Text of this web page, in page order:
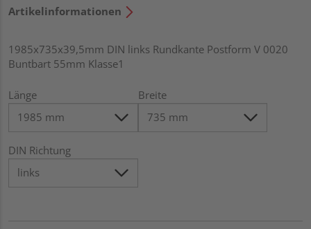
Artikelinformationen
1985x735x39,5mm DIN links Rundkante Postform V 0020
Buntbart 55mm Klasse1
Länge Breite
DIN Richtung